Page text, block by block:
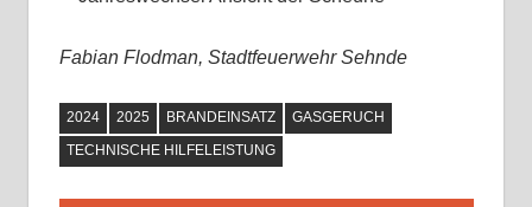
Fabian Flodman, Stadtfeuerwehr Sehnde
2024 2025 BRANDEINSATZ
GASGERUCH
TECHNISCHE HILFELEISTUNG